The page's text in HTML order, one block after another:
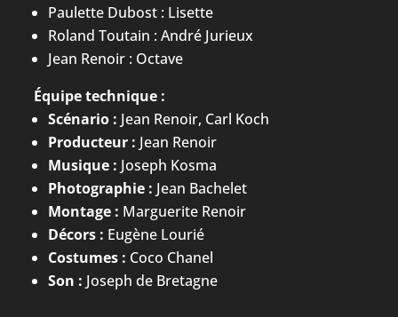
Paulette Dubost : Lisette
Roland Toutain : André Jurieux
Jean Renoir : Octave
Équipe technique :
Scénario : Jean Renoir, Carl Koch
Producteur : Jean Renoir
Musique : Joseph Kosma
Photographie : Jean Bachelet
Montage : Marguerite Renoir
Décors : Eugène Lourié
Costumes : Coco Chanel
Son : Joseph de Bretagne